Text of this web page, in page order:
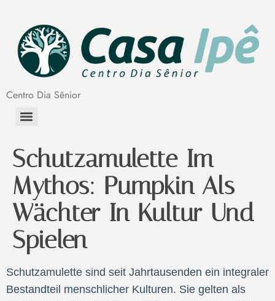
Centro Dia Sênior
Schutzamulette Im
Mythos: Pumpkin Als
Wächter In Kultur Und
Spielen
Schutzamulette sind seit Jahrtausenden ein integraler
Bestandteil menschlicher Kulturen. Sie gelten als